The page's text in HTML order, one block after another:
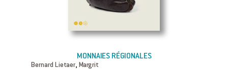
MONNAIES RÉGIONALES
Bernard Lietaer, Margrit